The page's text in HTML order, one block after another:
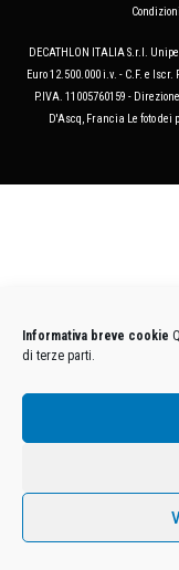
Informativa breve cookie
di terze parti.
DECATHLON ITALIA S.r.l.
Euro 12.500.000 i.v. - C.F. e
P.IVA. 11005760159 -
D'Ascq, Francia Le foto